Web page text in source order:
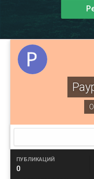
ПУБЛИКАЦИЙ
0